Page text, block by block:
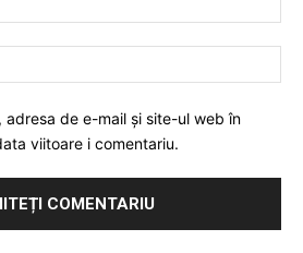
adresa de e-mail și site-ul web în
viitoare i comentariu.